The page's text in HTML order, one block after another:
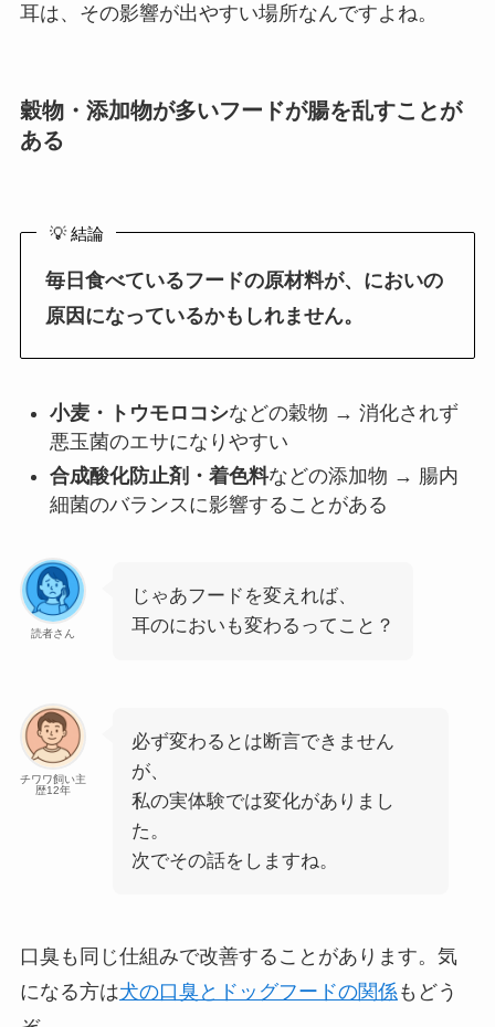
耳は、その影響が出やすい場所なんですよね。
穀物・添加物が多いフードが腸を乱すことが
ある
💡 結論
毎日食べているフードの原材料が、においの
原因になっているかもしれません。
小麦・トウモロコシなどの穀物 → 消化されず
悪玉菌のエサになりやすい
合成酸化防止剤・着色料などの添加物 → 腸内
細菌のバランスに影響することがある
読者さん
じゃあフードを変えれば、
耳のにおいも変わるってこと？
チワワ飼い主
歴12年
必ず変わるとは断言できません
が、
私の実体験では変化がありまし
た。
次でその話をしますね。
口臭も同じ仕組みで改善することがあります。気
になる方は犬の口臭とドッグフードの関係 もどう